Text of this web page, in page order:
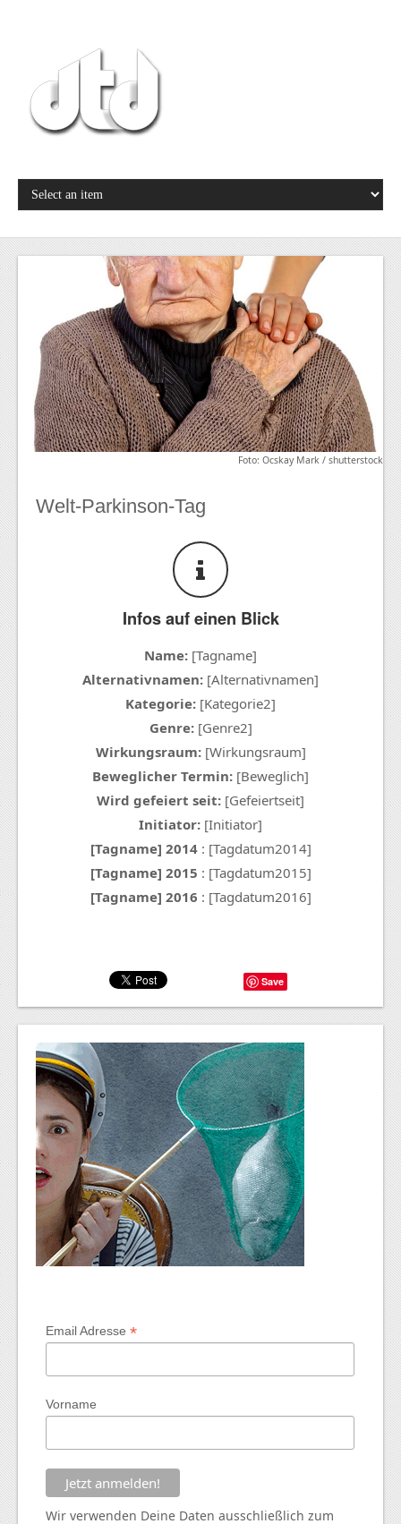
Foto: Ocskay Mark / shutterstock
Welt-Parkinson-Tag
Infos auf einen Blick
Name: [Tagname]
Alternativnamen: [Alternativnamen]
Kategorie: [Kategorie2]
Genre:[Genre2]
Wirkungsraum:[Wirkungsraum]
Beweglicher Termin: [Beweglich]
Wird gefeiert seit: [Gefeiertseit]
Initiator: [Initiator]
[Tagname] 2014 : [Tagdatum2014]
[Tagname] 2015 : [Tagdatum2015]
[Tagname] 2016 : [Tagdatum2016]
Save
Email Adresse*
Vorname
Wir verwenden Deine Daten ausschließlich zum